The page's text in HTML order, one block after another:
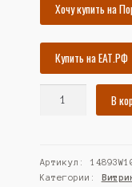
Хочу купить на
Купить на ЕАТ.РФ
музеев
"ВС"
В
Артикул:
Категории: